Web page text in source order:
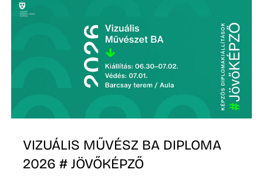
VIZUÁLIS MŰVÉSZ BA DIPLOMA
2026 # JÖVŐKÉPZŐ